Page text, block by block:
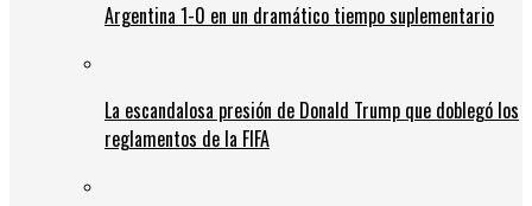
Argentina 1-0 en un dramático tiempo suplementario
La escandalosa presión de Donald Trump que doblegó los
reglamentos de la FIFA